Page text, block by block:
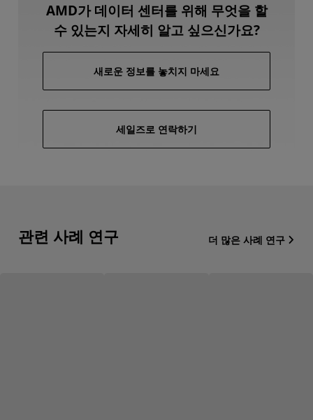
AMD가 데이터 센터를 위해 무엇을 할
수 있는지 자세히 알고 싶으신가요?
새로운 정보를 놓치지 마세요
세일즈로 연락하기
관련 사례 연구 더 많은 사례 연구